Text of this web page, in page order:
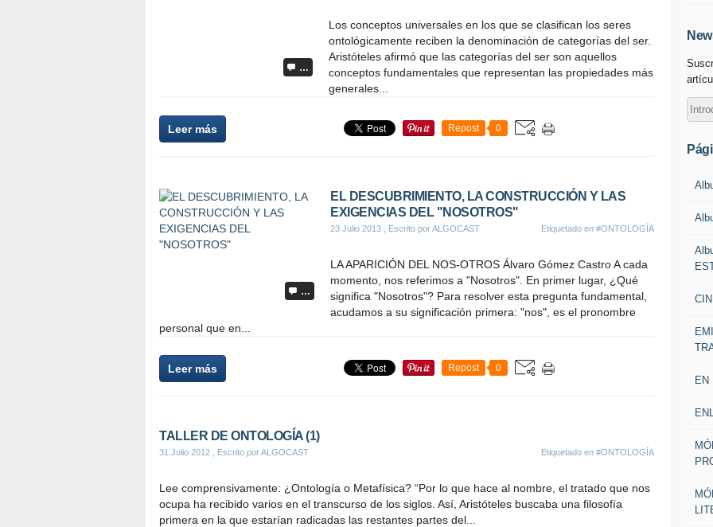
…
Los conceptos universales en los que se clasifican los seres
ontológicamente reciben la denominación de categorías del ser.
Aristóteles afirmó que las categorías del ser son aquellos
conceptos fundamentales que representan las propiedades más
generales...
Leer más Repost 0
…
EL DESCUBRIMIENTO, LA CONSTRUCCIÓN Y LAS
EXIGENCIAS DEL "NOSOTROS"
23 Julio 2013 , Escrito por ALGOCAST Etiquetado en #ONTOLOGÍA
LA APARICIÓN DEL NOS-OTROS Álvaro Gómez Castro A cada
momento, nos referimos a "Nosotros". En primer lugar, ¿Qué
significa "Nosotros"? Para resolver esta pregunta fundamental,
acudamos a su significación primera: "nos", es el pronombre
personal que en...
Leer más Repost 0
TALLER DE ONTOLOGÍA (1)
31 Julio 2012 , Escrito por ALGOCAST Etiquetado en #ONTOLOGÍA
Lee comprensivamente: ¿Ontología o Metafísica? “Por lo que hace al nombre, el tratado que nos
ocupa ha recibido varios en el transcurso de los siglos. Así, Aristóteles buscaba una filosofía
primera en la que estarían radicadas las restantes partes del...
EN